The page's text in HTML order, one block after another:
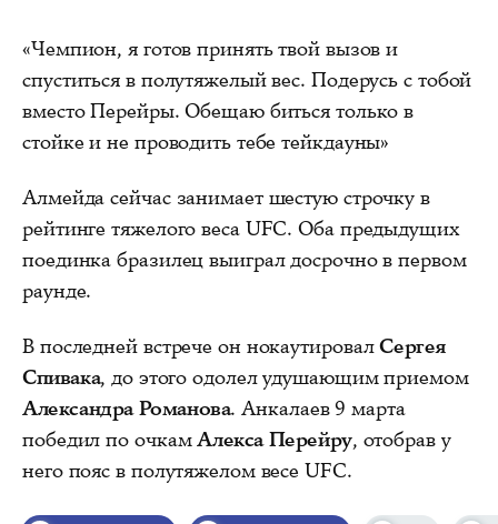
«Чемпион, я готов принять твой вызов и
спуститься в полутяжелый вес. Подерусь с тобой
вместо Перейры. Обещаю биться только в
стойке и не проводить тебе тейкдауны»
Алмейда сейчас занимает шестую строчку в
рейтинге тяжелого веса UFC. Оба предыдущих
поединка бразилец выиграл досрочно в первом
раунде.
В последней встрече он нокаутировалСергея
Спивака, до этого одолел удушающим приемом
Александра Романова. Анкалаев 9 марта
победил по очкамАлекса Перейру, отобрав у
него пояс в полутяжелом весе UFC.